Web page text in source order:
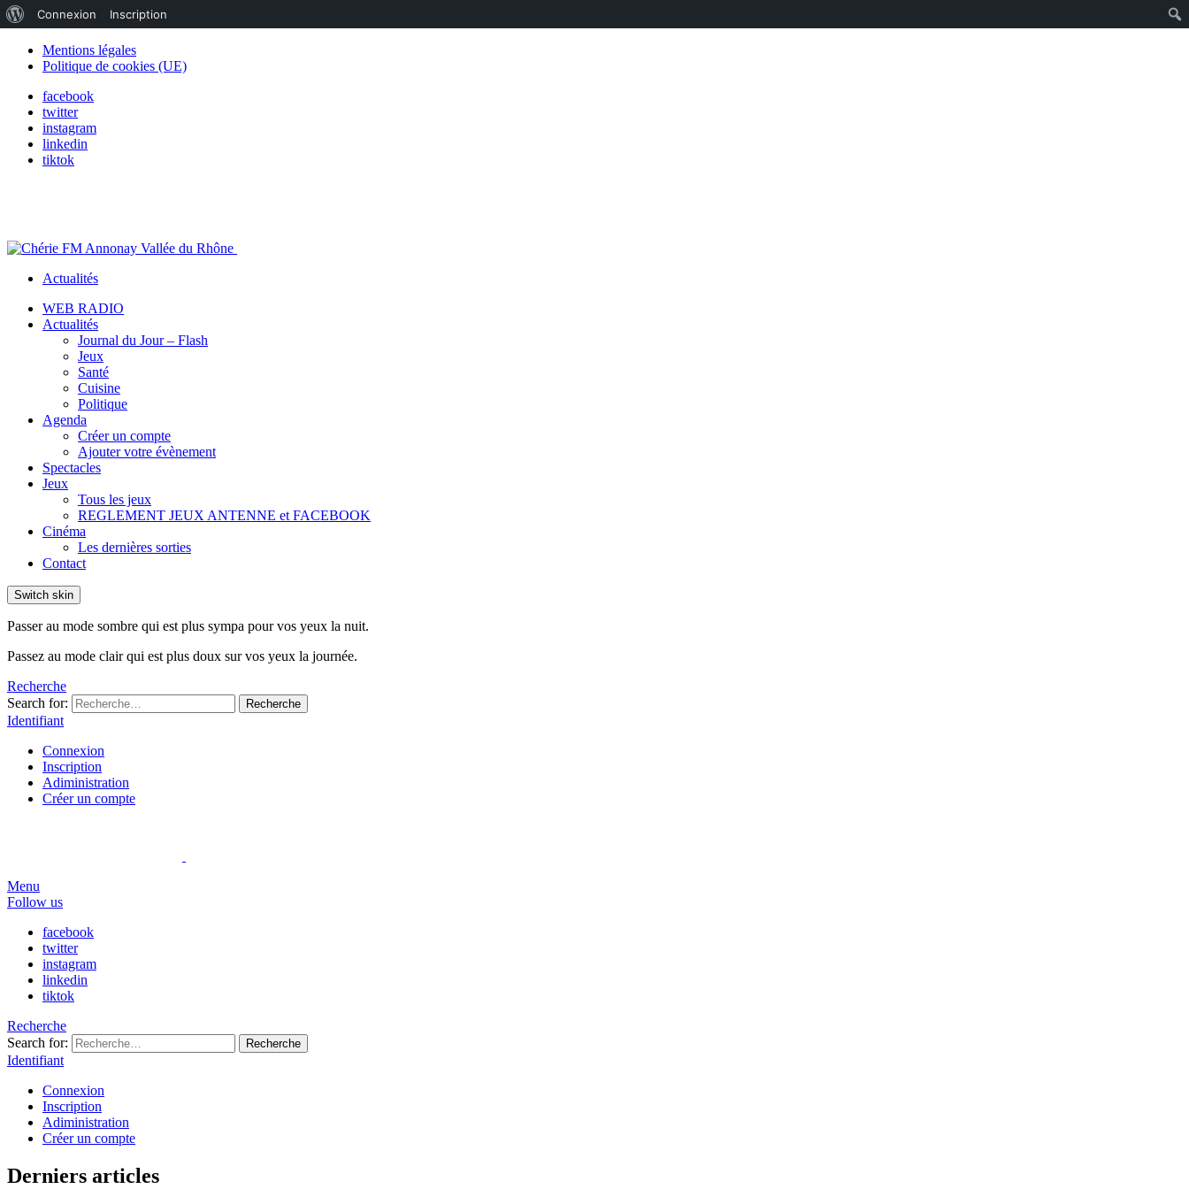
Mentions légales
Politique de cookies (UE)
facebook
twitter
instagram
linkedin
tiktok
Actualités
WEB RADIO
Actualités
Journal du Jour – Flash
Jeux
Santé
Cuisine
Politique
Agenda
Créer un compte
Ajouter votre évènement
Spectacles
Jeux
Tous les jeux
REGLEMENT JEUX ANTENNE et FACEBOOK
Cinéma
Les dernières sorties
Contact
Switch skin
Passer au mode sombre qui est plus sympa pour vos yeux la nuit.
Passez au mode clair qui est plus doux sur vos yeux la journée.
Recherche
Search for:
Recherche
Identifiant
Connexion
Inscription
Adiministration
Créer un compte
Menu
Follow us
facebook
twitter
instagram
linkedin
tiktok
Recherche
Search for:
Recherche
Identifiant
Connexion
Inscription
Adiministration
Créer un compte
Derniers articles
de
WordPress
Connexion Inscription